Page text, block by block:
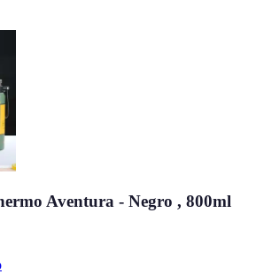
Aventura - Negro , 800ml